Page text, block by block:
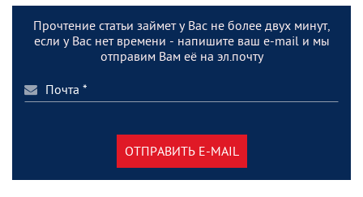
Прочтение статьи займет у Вас не более двух минут,
если у Вас нет времени - напишите ваш e-mail и мы
отправим Вам её на эл.почту
ОТПРАВИТЬ E-MAIL